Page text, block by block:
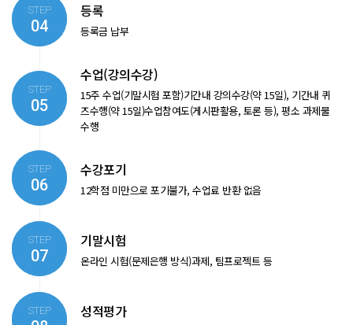
STEP
04
등록
등록금 납부
STEP
05
수업(강의수강)
15주 수업(기말시험 포함)기간내 강의수강(약 15일), 기간내 퀴
즈수행(약 15일)수업참여도(게시판활용, 토론 등), 평소 과제물
수행
STEP
06
수강포기
12학점 미만으로 포기불가, 수업료 반환 없음
STEP
07
기말시험
온라인 시험(문제은행 방식)과제, 팀프로젝트 등
STEP 성적평가